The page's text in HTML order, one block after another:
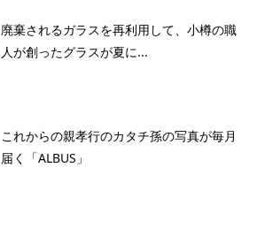
廃棄されるガラスを再利用して、小樽の職
人が創ったグラスが夏に...
これからの親孝行のカタチ孫の写真が毎月
届く「ALBUS」